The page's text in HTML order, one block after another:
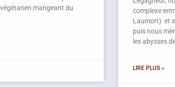
mangeant du
complexe
Laumort) et
puis nous
les abysses
LIRE PLUS »